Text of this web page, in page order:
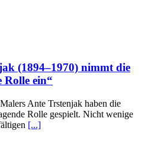
(1894–1970) nimmt die
Rolle ein“
Ante Trstenjak haben die
Rolle gespielt. Nicht wenige
[...]